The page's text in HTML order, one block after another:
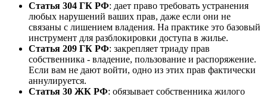
Статья 304 ГК РФ: дает право требовать устранения
любых нарушений ваших прав, даже если они не
связаны с лишением владения. На практике это базовый
инструмент для разблокировки доступа в жилье.
Статья 209 ГК РФ: закрепляет триаду прав
собственника - владение, пользование и распоряжение.
Если вам не дают войти, одно из этих прав фактически
аннулируется.
Статья 30 ЖК РФ: обязывает собственника жилого